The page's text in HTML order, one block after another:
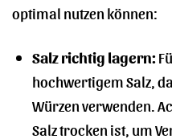
optimal nutzen können:
Salz richtig lagern:
hochwertigem Salz,
Würzen verwenden.
Salz trocken ist, um